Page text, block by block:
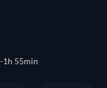
1h 55min